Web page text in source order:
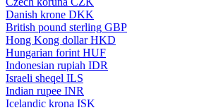
Danish krone DKK
British pound sterling GBP
Hong Kong dollar HKD
Hungarian forint HUF
Indonesian rupiah IDR
Israeli sheqel ILS
Indian rupee INR
Icelandic krona ISK